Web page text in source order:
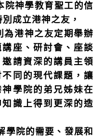
院神學教育聖工的信
成立港神之友，
為港神之友定期舉辦
座、研討會、座談
請資深的講員主領
同的現代課題，讓
學院的弟兄姊妹在
識上得到更深的造
學院的需要、發展和